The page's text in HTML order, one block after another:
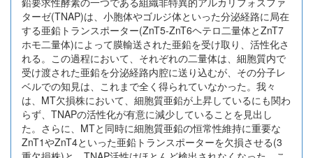
ターゼ(TNAP)は、小胞体やゴルジ体といった分泌経路に局在
する亜鉛トランスポーター(ZnT5-ZnT6ヘテロ二量体とZnT7
ホモ二量体)によって膜輸送された亜鉛を受け取り、活性化さ
れる。この過程において、それぞれの二量体は、細胞質内で
受け渡された亜鉛を分泌経路内腔に送り込むが、その分子レ
ベルでの知見は、これまで全く得られていなかった。我々
は、MT欠損株において、細胞質亜鉛が上昇しているにも関わ
らず、TNAPの活性化が有意に減少していることを見出し
た。さらに、MTと同時に細胞質亜鉛の恒常性維持に重要な
ZnT1やZnT4といった亜鉛トランスポーターを欠損させる(3